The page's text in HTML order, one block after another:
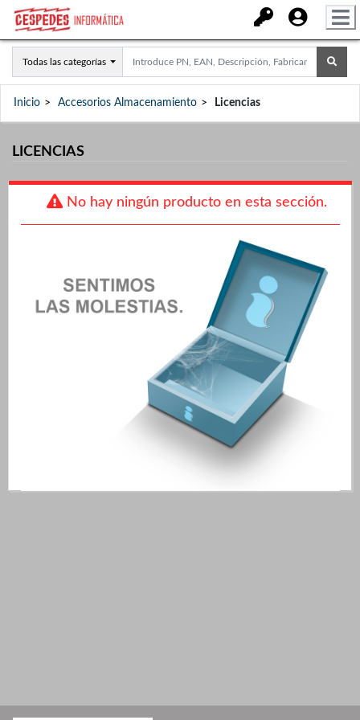
Todas las categorías
Inicio Accesorios Almacenamiento Licencias
LICENCIAS
No hay ningún producto en esta sección.